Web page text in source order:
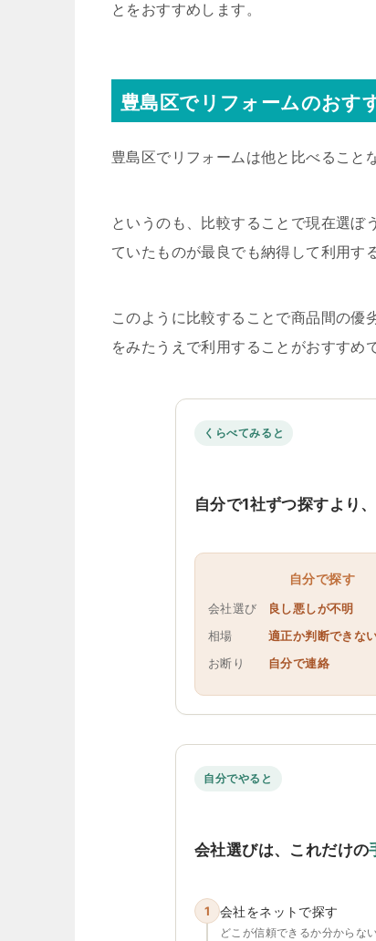
とをおすすめします。
豊島区でリフォームのおす
豊島区でリフォームは他と比べること
というのも、比較することで現在選ぼ
ていたものが最良でも納得して利用す
このように比較することで商品間の優
をみたうえで利用することがおすすめ
くらべてみると
自分で1社ずつ探すより、
自分で探す
会社選び
良し悪しが不明
相場
適正か判断できな
お断り
自分で連絡
自分でやると
会社選びは、これだけの
1 会社をネットで探す
どこが信頼できるか分からな